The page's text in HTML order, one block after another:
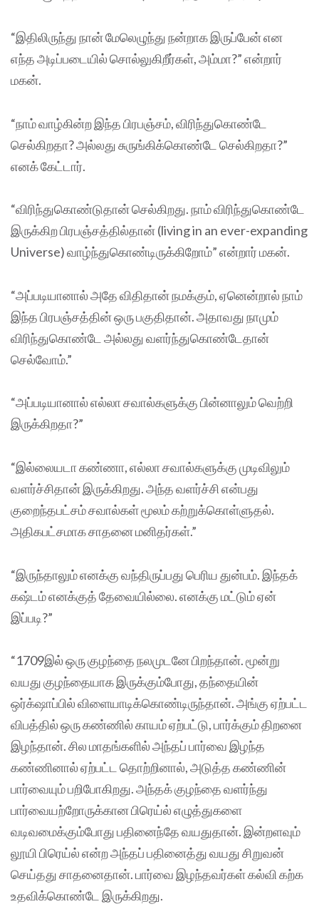
“இதிலிருந்து நான் மேலெழுந்து நன்றாக இருப்பேன் என
எந்த அடிப்படையில் சொல்லுகிறீர்கள், அம்மா?” என்றார்
மகன்.
“நாம் வாழ்கின்ற இந்த பிரபஞ்சம், விரிந்துகொண்டே
செல்கிறதா? அல்லது சுருங்கிக்கொண்டே செல்கிறதா?”
எனக் கேட்டார்.
“விரிந்துகொண்டுதான் செல்கிறது. நாம் விரிந்துகொண்டே
இருக்கிற பிரபஞ்சத்தில்தான் (living in an ever-expanding
Universe) வாழ்ந்துகொண்டிருக்கிறோம்” என்றார் மகன்.
“அப்படியானால் அதே விதிதான் நமக்கும், ஏனென்றால் நாம்
இந்த பிரபஞ்சத்தின் ஒரு பகுதிதான். அதாவது நாமும்
விரிந்துகொண்டே அல்லது வளர்ந்துகொண்டேதான்
செல்வோம்.”
“அப்படியானால் எல்லா சவால்களுக்கு பின்னாலும் வெற்றி
இருக்கிறதா?”
“இல்லையடா கண்ணா, எல்லா சவால்களுக்கு முடிவிலும்
வளர்ச்சிதான் இருக்கிறது. அந்த வளர்ச்சி என்பது
குறைந்தபட்சம் சவால்கள் மூலம் கற்றுக்கொள்ளுதல்.
அதிகபட்சமாக சாதனை மனிதர்கள்.”
“இருந்தாலும் எனக்கு வந்திருப்பது பெரிய துன்பம். இந்தக்
கஷ்டம் எனக்குத் தேவையில்லை. எனக்கு மட்டும் ஏன்
இப்படி?”
“1709இல் ஒரு குழந்தை நலமுடனே பிறந்தான். மூன்று
வயது குழந்தையாக இருக்கும்போது, தந்தையின்
ஒர்க்‌ஷாப்பில் விளையாடிக்கொண்டிருந்தான். அங்கு ஏற்பட்ட
விபத்தில் ஒரு கண்ணில் காயம் ஏற்பட்டு, பார்க்கும் திறனை
இழந்தான். சில மாதங்களில் அந்தப் பார்வை இழந்த
கண்ணினால் ஏற்பட்ட தொற்றினால், அடுத்த கண்ணின்
பார்வையும் பறிபோகிறது. அந்தக் குழந்தை வளர்ந்து
பார்வையற்றோருக்கான பிரெய்ல் எழுத்துகளை
வடிவமைக்கும்போது பதினைந்தே வயதுதான். இன்றளவும்
லூயி பிரெய்ல் என்ற அந்தப் பதினைத்து வயது சிறுவன்
செய்தது சாதனைதான். பார்வை இழந்தவர்கள் கல்வி கற்க
உதவிக்கொண்டே இருக்கிறது.